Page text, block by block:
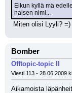
Eikun kyllä mä
naisen nimi...
Miten olisi Lyyli? =)
Bomber
Offtopic-topic II
Viesti 113 - 28.06.2009
Aikamoista